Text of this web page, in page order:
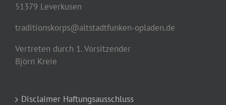
51379 Leverkusen
traditionskorps@altstadtfunken-opladen.de
Vertreten durch 1. Vorsitzender
Björn Kreie
Disclaimer Haftungsausschluss